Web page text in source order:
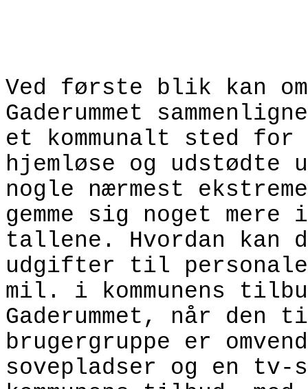
Ved første blik kan
Gaderummet
et kommunalt sted for
hjemløse og udstødte
nogle nærmest
gemme sig noget mere i
tallene. Hvordan
udgifter til
mil. i kommunens
Gaderummet, når den
brugergruppe er
sovepladser og en